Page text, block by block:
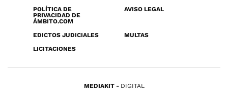
POLÍTICA DE
PRIVACIDAD DE
ÁMBITO.COM
AVISO LEGAL
EDICTOS JUDICIALES
MULTAS
LICITACIONES
MEDIAKIT DIGITAL